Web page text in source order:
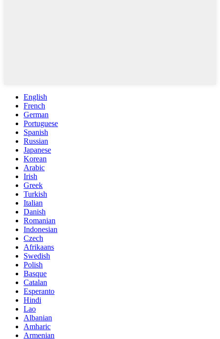
English
French
German
Portuguese
Spanish
Russian
Japanese
Korean
Arabic
Irish
Greek
Turkish
Italian
Danish
Romanian
Indonesian
Czech
Afrikaans
Swedish
Polish
Basque
Catalan
Esperanto
Hindi
Lao
Albanian
Amharic
Armenian